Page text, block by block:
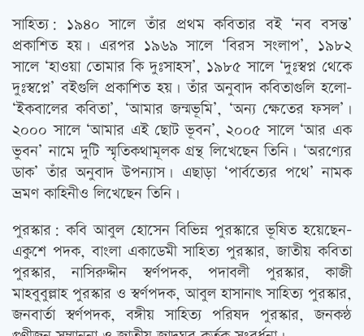
সাহিত্য: ১৯৪০ সালে তাঁর প্রথম কবিতার বই ‘নব বসন্ত’
প্রকাশিত হয়। এরপর ১৯৬৯ সালে ‘বিরস সংলাপ’, ১৯৮২
সালে ‘হাওয়া তোমার কি দুঃসাহস’, ১৯৮৫ সালে ‘দুঃস্বপ্ন থেকে
দুঃস্বপ্নে’ বইগুলি প্রকাশিত হয়। তাঁর অনুবাদ কবিতাগুলি হলো-
‘ইকবালের কবিতা’, ‘আমার জন্মভূমি’, ‘অন্য ক্ষেতের ফসল’।
২০০০ সালে ‘আমার এই ছোট ভূবন’, ২০০৫ সালে ‘আর এক
ভুবন’ নামে দুটি স্মৃতিকথামূলক গ্রন্থ লিখেছেন তিনি। ‘অরণ্যের
ডাক’ তাঁর অনুবাদ উপন্যাস। এছাড়া ‘পার্বত্যের পথে’ নামক
ভ্রমণ কাহিনীও লিখেছেন তিনি।
পুরস্কার: কবি আবুল হোসেন বিভিন্ন পুরস্কারে ভূষিত হয়েছেন-
একুশে পদক, বাংলা একাডেমী সাহিত্য পুরস্কার, জাতীয় কবিতা
পুরস্কার, নাসিরুদ্দীন স্বর্ণপদক, পদাবলী পুরস্কার, কাজী
মাহবুবুল্লাহ পুরস্কার ও স্বর্ণপদক, আবুল হাসানাৎ সাহিত্য পুরস্কার,
জনবার্তা স্বর্ণপদক, বঙ্গীয় সাহিত্য পরিষদ পুরস্কার, জনকন্ঠ